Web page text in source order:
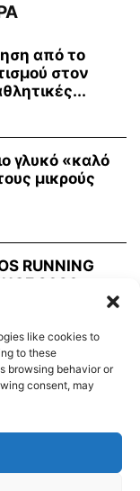
από το
στον
γλυκό «καλό
μικρούς
RUNNING
2026
like cookies to
to these
browsing behavior or
consent, may